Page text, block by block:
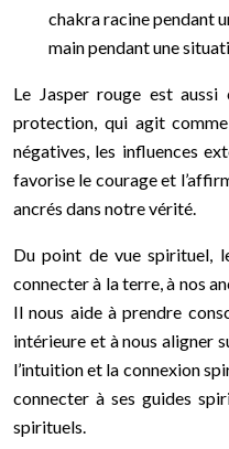
chakra racine pendant
main pendant une
Le Jasper rouge est
protection, qui agit
négatives, les influences
favorise le courage et
ancrés dans notre vérité.
Du point de vue spirituel,
connecter à la terre, à nos
Il nous aide à prendre
intérieure et à nous aligner
l’intuition et la connexion
connecter à ses guides
spirituels.